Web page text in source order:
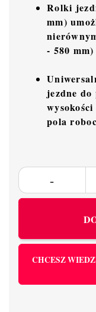
Rolki
mm)
- 580 mm)
jezdne
pola
CHCESZ